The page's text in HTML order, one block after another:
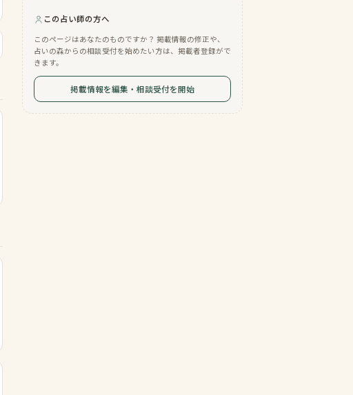
この占い師の方へ
このページはあなたのものですか？ 掲載情報の修正や、
占いの森からの相談受付を始めたい方は、掲載者登録がで
きます。
掲載情報を編集・相談受付を開始